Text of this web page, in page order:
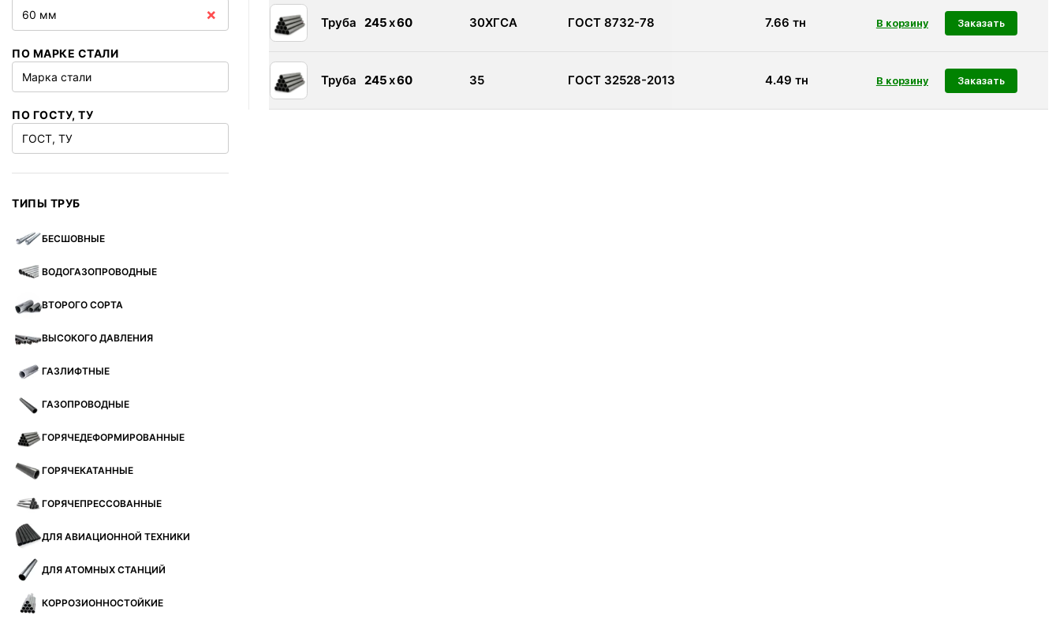
60 мм
×
ПО МАРКЕ СТАЛИ
Марка стали
ПО ГОСТУ, ТУ
ГОСТ, ТУ
ТИПЫ ТРУБ
БЕСШОВНЫЕ
ВОДОГАЗОПРОВОДНЫЕ
ВТОРОГО СОРТА
ВЫСОКОГО ДАВЛЕНИЯ
ГАЗЛИФТНЫЕ
ГАЗОПРОВОДНЫЕ
ГОРЯЧЕДЕФОРМИРОВАННЫЕ
ГОРЯЧЕКАТАННЫЕ
ГОРЯЧЕПРЕССОВАННЫЕ
ДЛЯ АВИАЦИОННОЙ ТЕХНИКИ
ДЛЯ АТОМНЫХ СТАНЦИЙ
КОРРОЗИОННОСТОЙКИЕ
Труба 245x60 30ХГСА ГОСТ 8732-78 7.66 тн Заказать
Труба 245x60 35 ГОСТ 32528-2013 4.49 тн Заказать